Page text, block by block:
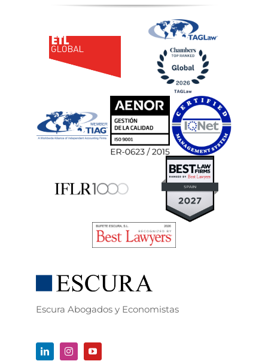
Escura Abogados y Economistas